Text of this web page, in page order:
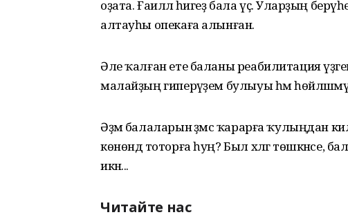
оҙата. Ғаиләлә һигеҙ бала үҫә. Уларҙың
алтауһы опекаға алынған.
Әле ҡалған ете баланы реабилитация
малайҙың гиперәүҙем булыуы һәм
Әҙәм балаларын әҙәмсә ҡарарға ҡулыңдан
көнөндә тоторға һуң? Был хәлгә төшкәнсе,
икән...
Читайте нас